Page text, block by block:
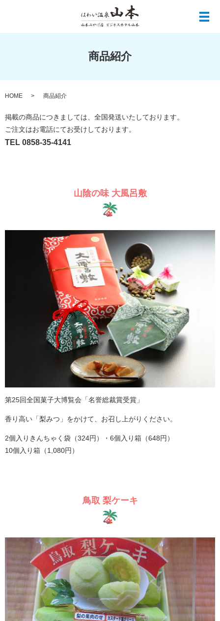
メ
商品紹介
HOME 商品紹介
掲載の商品につきましては、全国発送いたしております。
ご注文はお電話にてお受けしております。
TEL 0858-35-4141
山陰の味 大風呂敷
第25回全国菓子大博覧会「名誉総裁賞受賞」
香り高い「梨みつ」をかけて、お召し上がりください。
2個入りきんちゃく袋（324円）・6個入り箱（648円）
10個入り箱（1,080円）
鳥取 梨ケーキ